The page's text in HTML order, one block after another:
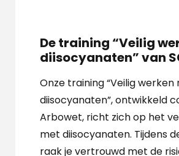
De training “Veilig
diisocyanaten” van
Onze training “Veilig werken
diisocyanaten”, ontwikkeld
Arbowet, richt zich op het
met diisocyanaten. Tijdens
raak je vertrouwd met de